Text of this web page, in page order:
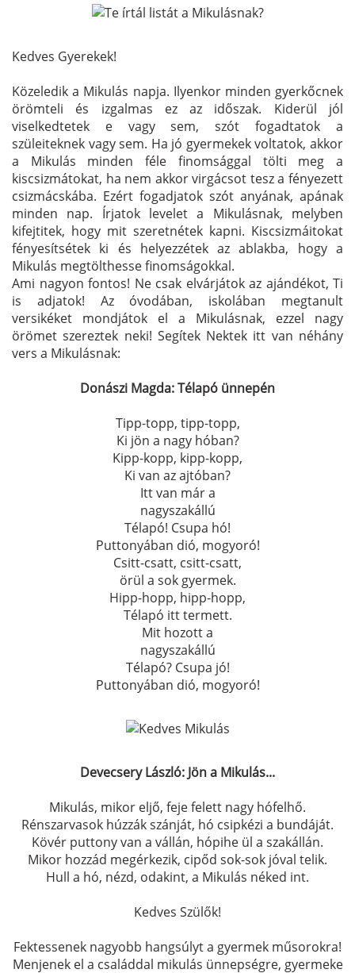
Kedves Gyerekek!
Közeledik a Mikulás napja. Ilyenkor minden gyerkőcnek
örömteli és izgalmas ez az időszak. Kiderül jól
viselkedtetek e vagy sem, szót fogadtatok a
szüleiteknek vagy sem. Ha jó gyermekek voltatok, akkor
a Mikulás minden féle finomsággal tölti meg a
kiscsizmátokat, ha nem akkor virgácsot tesz a fényezett
csizmácskába. Ezért fogadjatok szót anyának, apának
minden nap. Írjatok levelet a Mikulásnak, melyben
kifejtitek, hogy mit szeretnétek kapni. Kiscsizmáitokat
fényesítsétek ki és helyezzétek az ablakba, hogy a
Mikulás megtölthesse finomságokkal.
Ami nagyon fontos! Ne csak elvárjátok az ajándékot, Ti
is adjatok! Az óvodában, iskolában megtanult
versikéket mondjátok el a Mikulásnak, ezzel nagy
örömet szereztek neki! Segítek Nektek itt van néhány
vers a Mikulásnak:
Donászi Magda: Télapó ünnepén
Tipp-topp, tipp-topp,
Ki jön a nagy hóban?
Kipp-kopp, kipp-kopp,
Ki van az ajtóban?
Itt van már a
nagyszakállú
Télapó! Csupa hó!
Puttonyában dió, mogyoró!
Csitt-csatt, csitt-csatt,
örül a sok gyermek.
Hipp-hopp, hipp-hopp,
Télapó itt termett.
Mit hozott a
nagyszakállú
Télapó? Csupa jó!
Puttonyában dió, mogyoró!
Devecsery László: Jön a Mikulás...
Mikulás, mikor eljő, feje felett nagy hófelhő.
Rénszarvasok húzzák szánját, hó csipkézi a bundáját.
Kövér puttony van a vállán, hópihe ül a szakállán.
Mikor hozzád megérkezik, cipőd sok-sok jóval telik.
Hull a hó, nézd, odakint, a Mikulás néked int.
Kedves Szülők!
Fektessenek nagyobb hangsúlyt a gyermek műsorokra!
Menjenek el a családdal mikulás ünnepségre, gyermeke